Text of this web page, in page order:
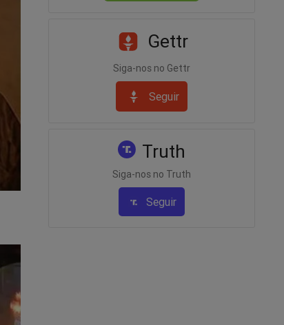
Gettr
Siga-nos no Gettr
Seguir
Truth
Siga-nos no Truth
Seguir